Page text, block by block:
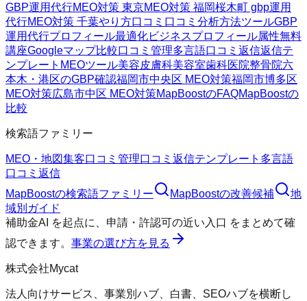
GBP運用代行MEO対策 東京MEO対策 福岡桜木町 gbp運用
代行MEO対策 千葉やり方口コミ 口コミ分析方法ツールGBP
運用代行プロフィール最適化ビジネスプロフィール属性無料
講座Googleマップ比較口コミ管理多言語口コミ返信返信テ
ンプレート MEOツール美容皮膚科美容室歯科医院整骨院六
本木・港区のGBP確認福岡市中央区 MEO対策福岡市博多区
MEO対策広島市中区 MEO対策MapBoostのFAQMapBoostの
比較
検索語ファミリー
MEO・地図集客口コミ管理口コミ返信テンプレート 多言語
口コミ返信
MapBoostの検索語ファミリー MapBoostの改善候補
地
域別ガイド
補助金AI
を起点に、 申請・許認可の近い入口 をまとめて確
認できます。 事業の選び方を見る
株式会社Mycat
法人向けサービス、事業別ハブ、白書、SEOハブを横断し